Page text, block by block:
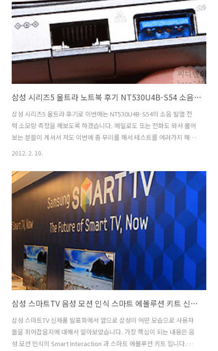
넷도 즐기고 카카오톡으로 친구들과 채팅도 즐길 수 있습니다. 참고로
코..
삼성 시리즈5 울트라 노트북 후기 NT530U4B-S54 소음 발열 전력 소모량 측정
삼성 시리즈5 울트라 후기로 이번에는 NT530U4B-S54의 소음 발열 전
력 소모량 측정을 해보도록 하겠습니다. 메일로도 또는 전화도 와서 물어
보는 분들이 계셔서 저도 이번에 좀 무리를 해서 테스트를 여러가지 해
봤습니다. 삼성 시리즈5 울트라 NT530U4B-S54을 구매하는 분들 몇가
을 실제로 써보면 충전기도 챙기고 마우스도 챙겨보면 부피는 일단 커집
니다. 가벼운 노트북 샀더니 오히려 가방만 하나 더 사야하는 경우도 생
기죠. 물론 가방을 보통 주지만요. 그런데 배터리 시간이 좀 길다면 하루
정도 잠시 나갔다 오는 용도로는 충전기를 챙기진 않아도 됩니다. 울트라
북은 이런 부분에서 약간 효용성이 있습니다. 소음 부분은 특히 제 경우
에 ..
2012. 2. 10.
삼성 스마트TV 음성 모션 인식 스마트 에볼루션 키트 신제품 발표회
삼성 스마트TV 신제품 발표회에서 앞으로 삼성이 어떤 모습으로 사용자
들을 휘어잡을지에 대해서 알아보았습니다. 가장 핵심이 되는 내용은 음
성 모션 인식의 Smart Interaction 과 스마트 에볼루션 키트 입니다.